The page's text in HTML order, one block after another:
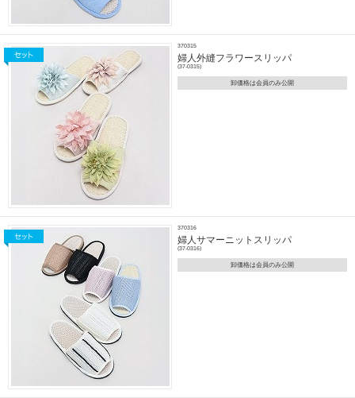
370315
婦人外縫フラワースリッパ
(37-0315)
卸価格は会員のみ公開
370316
婦人サマーニットスリッパ
(37-0316)
卸価格は会員のみ公開